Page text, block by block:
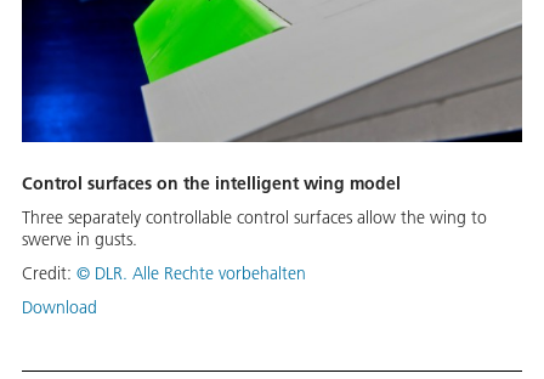
Control surfaces on the intelligent wing model
Three separately controllable control surfaces allow the wing to
swerve in gusts.
Credit: © DLR. Alle Rechte vorbehalten
Download